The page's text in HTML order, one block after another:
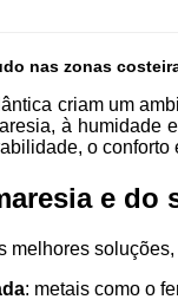
nas zonas
criam um
à humidade
o
e do
melhores
: metais como o